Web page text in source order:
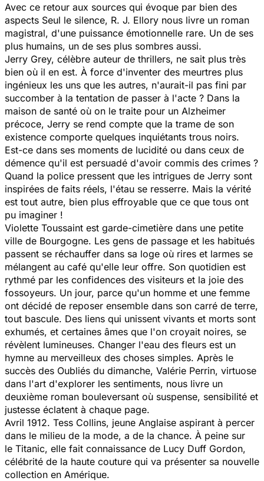
Avec ce retour aux sources qui évoque par bien des
aspects Seul le silence, R. J. Ellory nous livre un roman
magistral, d'une puissance émotionnelle rare. Un de ses
plus humains, un de ses plus sombres aussi.
Jerry Grey, célèbre auteur de thrillers, ne sait plus très
bien où il en est. À force d'inventer des meurtres plus
ingénieux les uns que les autres, n'aurait-il pas fini par
succomber à la tentation de passer à l'acte ? Dans la
maison de santé où on le traite pour un Alzheimer
précoce, Jerry se rend compte que la trame de son
existence comporte quelques inquiétants trous noirs.
Est-ce dans ses moments de lucidité ou dans ceux de
démence qu'il est persuadé d'avoir commis des crimes ?
Quand la police pressent que les intrigues de Jerry sont
inspirées de faits réels, l'étau se resserre. Mais la vérité
est tout autre, bien plus effroyable que ce que tous ont
pu imaginer !
Violette Toussaint est garde-cimetière dans une petite
ville de Bourgogne. Les gens de passage et les habitués
passent se réchauffer dans sa loge où rires et larmes se
mélangent au café qu'elle leur offre. Son quotidien est
rythmé par les confidences des visiteurs et la joie des
fossoyeurs. Un jour, parce qu'un homme et une femme
ont décidé de reposer ensemble dans son carré de terre,
tout bascule. Des liens qui unissent vivants et morts sont
exhumés, et certaines âmes que l'on croyait noires, se
révèlent lumineuses. Changer l'eau des fleurs est un
hymne au merveilleux des choses simples. Après le
succès des Oubliés du dimanche, Valérie Perrin, virtuose
dans l'art d'explorer les sentiments, nous livre un
deuxième roman bouleversant où suspense, sensibilité et
justesse éclatent à chaque page.
Avril 1912. Tess Collins, jeune Anglaise aspirant à percer
dans le milieu de la mode, a de la chance. À peine sur
le Titanic, elle fait connaissance de Lucy Duff Gordon,
célébrité de la haute couture qui va présenter sa nouvelle
collection en Amérique.